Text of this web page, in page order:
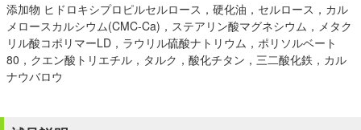
添加物 ヒドロキシプロピルセルロース，硬化油，セルロース，カル
メロースカルシウム(CMC-Ca)，ステアリン酸マグネシウム，メタク
リル酸コポリマーLD，ラウリル硫酸ナトリウム，ポリソルベート
80，クエン酸トリエチル，タルク，酸化チタン，三二酸化鉄，カル
ナウバロウ